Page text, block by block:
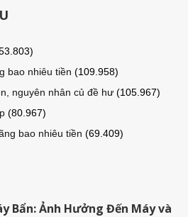
bao nhiêu tiền (109.958)
nguyên nhân củ đề hư (105.967)
(80.967)
bao nhiêu tiền (69.409)
Bẩn: Ảnh Hưởng Đến Máy và